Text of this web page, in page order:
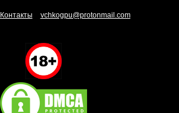
Контакты vchkogpu@protonmail.com